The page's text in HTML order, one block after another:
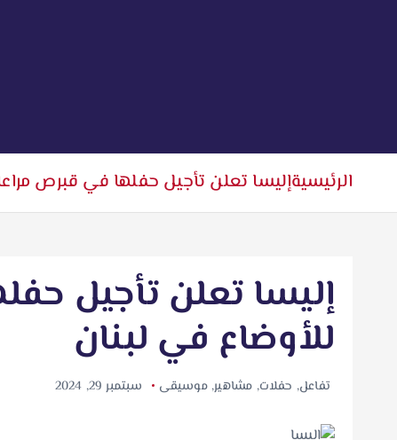
الرئيسيةإليسا تعلن تأجيل حفلها في قبرص
إليسا تعلن تأجيل
للأوضاع في لبنان
تفاعل, حفلات, مشاهير,موسيقى سبتمبر 29, 2024